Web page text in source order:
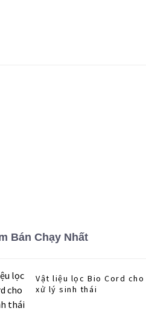
Bán Chạy Nhất
Vật liệu lọc Bio Cord cho
xử lý sinh thái